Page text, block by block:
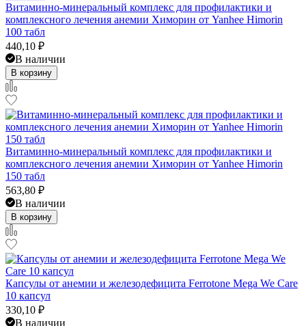
Витаминно-минеральный комплекс для профилактики и
комплексного лечения анемии Химорин от Yanhee Himorin
100 табл
440,10 ₽
В наличии
В корзину
Витаминно-минеральный комплекс для профилактики и
комплексного лечения анемии Химорин от Yanhee Himorin
150 табл
563,80 ₽
В наличии
В корзину
Капсулы от анемии и железодефицита Ferrotone Mega We Care
10 капсул
330,10 ₽
В наличии